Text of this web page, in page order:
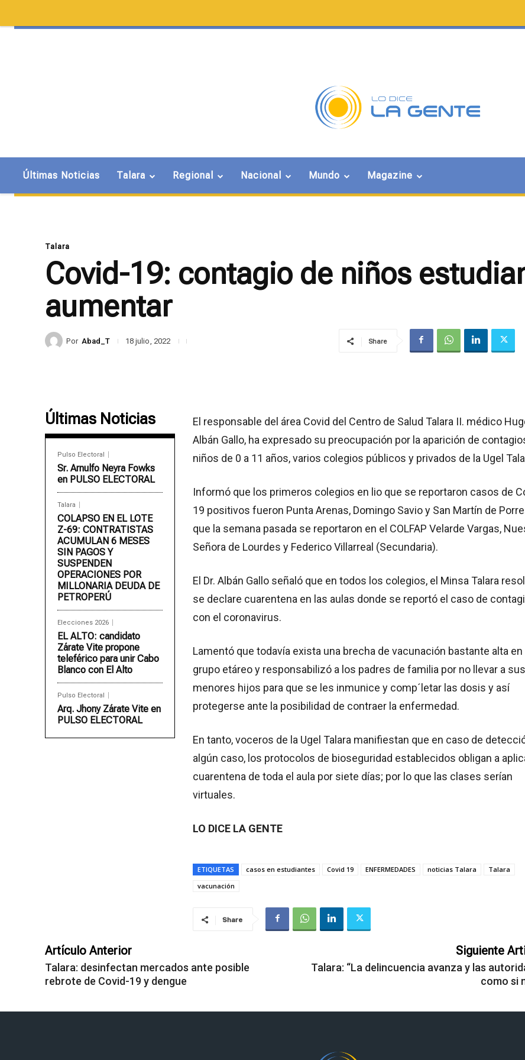
Últimas Noticias Talara Regional Nacional Mundo Magazine
Talara
Covid-19: contagio de niños
aumentar
Por Abad_T 18 julio, 2022 Share
Últimas Noticias
Pulso Electoral
Sr. Arnulfo Neyra Fowks
en PULSO ELECTORAL
Talara
COLAPSO EN EL LOTE
Z-69: CONTRATISTAS
ACUMULAN 6 MESES
SIN PAGOS Y
SUSPENDEN
OPERACIONES POR
MILLONARIA DEUDA DE
PETROPERÚ
Elecciones 2026
EL ALTO: candidato
Zárate Vite propone
teleférico para unir Cabo
Blanco con El Alto
Pulso Electoral
Arq. Jhony Zárate Vite en
PULSO ELECTORAL
El responsable del área Covid del Centro de Salud Talara II. médico
Albán Gallo, ha expresado su preocupación por la aparición de
niños de 0 a 11 años, varios colegios públicos y privados de la Ugel
Informó que los primeros colegios en lio que se reportaron casos de
19 positivos fueron Punta Arenas, Domingo Savio y San Martín de
que la semana pasada se reportaron en el COLFAP Velarde Vargas,
Señora de Lourdes y Federico Villarreal (Secundaria).
El Dr. Albán Gallo señaló que en todos los colegios, el Minsa Talara
se declare cuarentena en las aulas donde se reportó el caso de
con el coronavirus.
Lamentó que todavía exista una brecha de vacunación bastante alta
grupo etáreo y responsabilizó a los padres de familia por no llevar a sus
menores hijos para que se les inmunice y comp´letar las dosis y así
protegerse ante la posibilidad de contraer la enfermedad.
En tanto, voceros de la Ugel Talara manifiestan que en caso de
algún caso, los protocolos de bioseguridad establecidos obligan a
cuarentena de toda el aula por siete días; por lo que las clases serían
virtuales.
LO DICE LA GENTE
ETIQUETAS casos en estudiantes Covid 19 ENFERMEDADES noticias Talara
Talara
vacunación
Share
Artículo Anterior
Talara: desinfectan mercados ante posible
rebrote de Covid-19 y dengue
Siguiente
Talara: “La delincuencia avanza y las
como si